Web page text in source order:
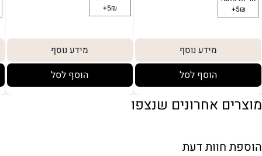
לארוז באריזת מתנה:
אריזת מתנה
מתנה:
מידע נוסף
הוסף לסל
מידע נוסף
הוסף לסל
מוצרים אחרונים שנצפו
הוספת חוות דעת